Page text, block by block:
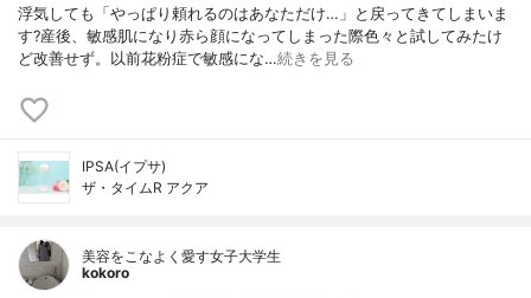
浮気しても「やっぱり頼れるのはあなただけ…」と戻ってきてしまいま
す?産後、敏感肌になり赤ら顔になってしまった際色々と試してみたけ
ど改善せず。以前花粉症で敏感にな…続きを見る
IPSA(イプサ)
ザ・タイムR アクア
美容をこなよく愛す女子大学生
kokoro